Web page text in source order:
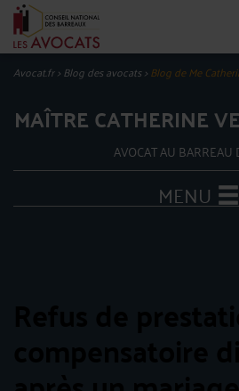
Avocat.fr>Blog des avocats>Blog de Me
MAÎTRE CATHERINE
AVOCAT AU BARREAU
MENU